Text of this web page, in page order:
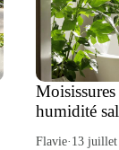
humidité
Flavie· 13 juillet